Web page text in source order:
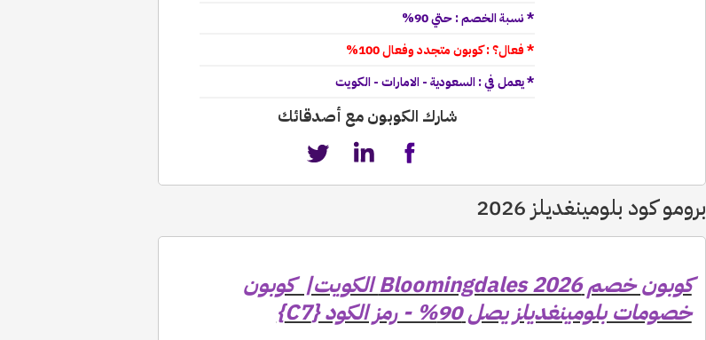
* نسبة الخصم : حتي 90%
* فعال؟ : كوبون متجدد وفعال 100%
* يعمل في : السعودية - الامارات - الكويت
شارك الكوبون مع أصدقائك
برومو كود بلومينغديلز 2026
كوبون خصم Bloomingdales 2026 الكويت| كوبون
خصومات بلومينغديلز يصل 90% - رمز الكود {C7}